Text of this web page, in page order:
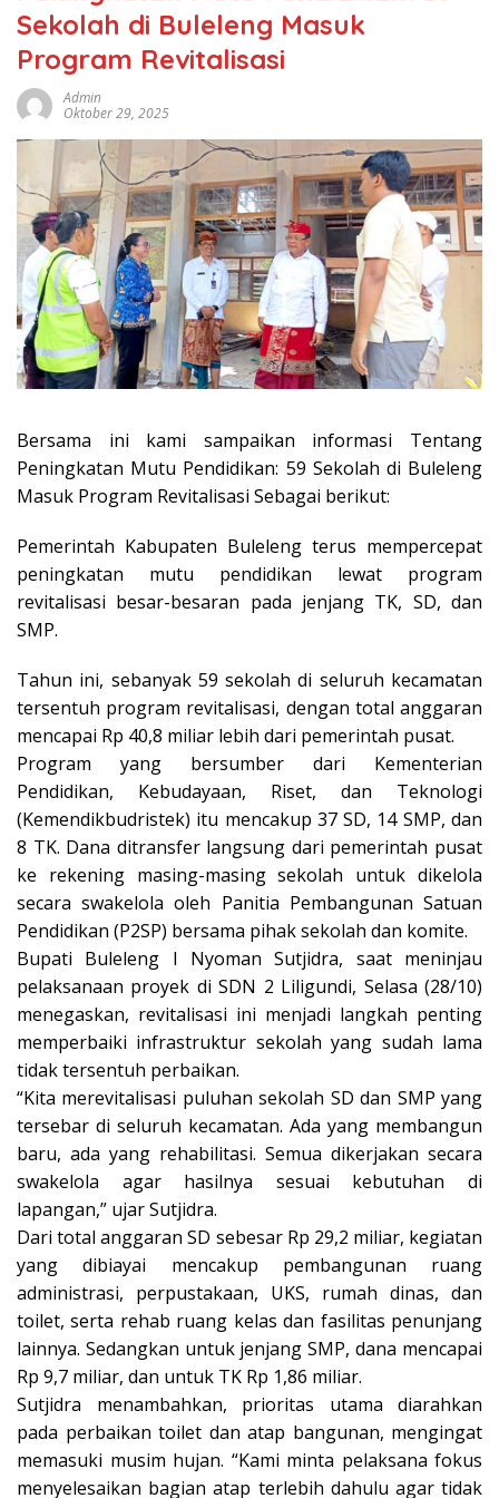
Sekolah di Buleleng Masuk
Program Revitalisasi
Admin
Oktober 29, 2025
Bersama ini kami sampaikan informasi Tentang
Peningkatan Mutu Pendidikan: 59 Sekolah di Buleleng
Masuk Program Revitalisasi Sebagai berikut:
Pemerintah Kabupaten Buleleng terus mempercepat
peningkatan mutu pendidikan lewat program
revitalisasi besar-besaran pada jenjang TK, SD, dan
SMP.
Tahun ini, sebanyak 59 sekolah di seluruh kecamatan
tersentuh program revitalisasi, dengan total anggaran
mencapai Rp 40,8 miliar lebih dari pemerintah pusat.
Program yang bersumber dari Kementerian
Pendidikan, Kebudayaan, Riset, dan Teknologi
(Kemendikbudristek) itu mencakup 37 SD, 14 SMP, dan
8 TK. Dana ditransfer langsung dari pemerintah pusat
ke rekening masing-masing sekolah untuk dikelola
secara swakelola oleh Panitia Pembangunan Satuan
Pendidikan (P2SP) bersama pihak sekolah dan komite.
Bupati Buleleng I Nyoman Sutjidra, saat meninjau
pelaksanaan proyek di SDN 2 Liligundi, Selasa (28/10)
menegaskan, revitalisasi ini menjadi langkah penting
memperbaiki infrastruktur sekolah yang sudah lama
tidak tersentuh perbaikan.
“Kita merevitalisasi puluhan sekolah SD dan SMP yang
tersebar di seluruh kecamatan. Ada yang membangun
baru, ada yang rehabilitasi. Semua dikerjakan secara
swakelola agar hasilnya sesuai kebutuhan di
lapangan,” ujar Sutjidra.
Dari total anggaran SD sebesar Rp 29,2 miliar, kegiatan
yang dibiayai mencakup pembangunan ruang
administrasi, perpustakaan, UKS, rumah dinas, dan
toilet, serta rehab ruang kelas dan fasilitas penunjang
lainnya. Sedangkan untuk jenjang SMP, dana mencapai
Rp 9,7 miliar, dan untuk TK Rp 1,86 miliar.
Sutjidra menambahkan, prioritas utama diarahkan
pada perbaikan toilet dan atap bangunan, mengingat
memasuki musim hujan. “Kami minta pelaksana fokus
menyelesaikan bagian atap terlebih dahulu agar tidak